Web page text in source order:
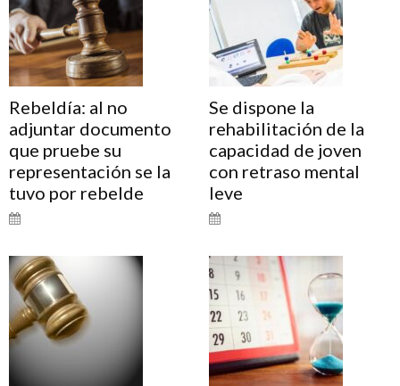
Rebeldía: al no
adjuntar documento
que pruebe su
representación se la
tuvo por rebelde
Se dispone la
rehabilitación de la
capacidad de joven
con retraso mental
leve